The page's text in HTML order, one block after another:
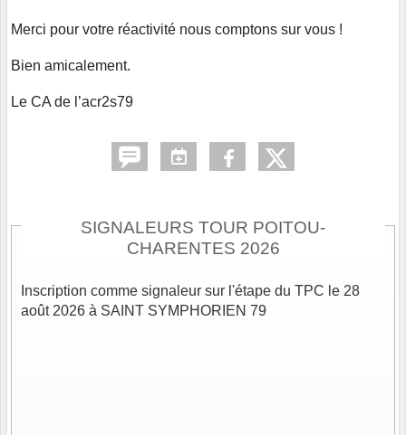
Merci pour votre réactivité nous comptons sur vous !
Bien amicalement.
Le CA de l’acr2s79
SIGNALEURS TOUR POITOU-
CHARENTES 2026
Inscription comme signaleur sur l'étape du TPC le 28
août 2026 à SAINT SYMPHORIEN 79